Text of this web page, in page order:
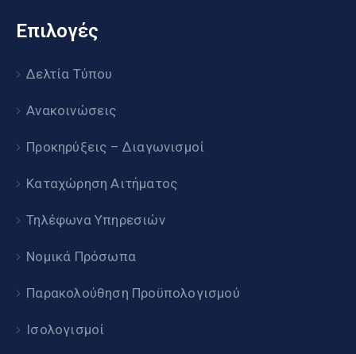
Επιλογές
Δελτία Τύπου
Ανακοινώσεις
Προκηρύξεις – Διαγωνισμοί
Καταχώρηση Αιτήματος
Τηλέφωνα Υπηρεσιών
Νομικά Πρόσωπα
Παρακολούθηση Προϋπολογισμού
Ισολογισμοί